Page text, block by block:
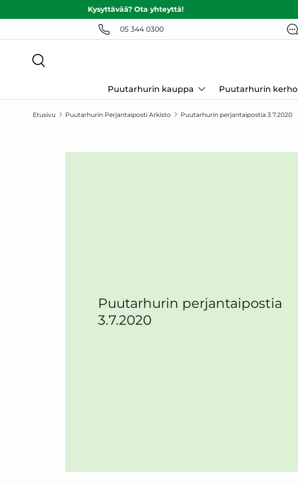
SIIRRY SISÄLTÖÖN
Kysyttävää? Ota yhteyttä!
05 344 0300
Puutarhurin kauppa Puutarhurin kerho
Etusivu Puutarhurin Perjantaiposti Arkisto Puutarhurin perjantaipostia 3.7.2020
Puutarhurin perjantaipostia
3.7.2020